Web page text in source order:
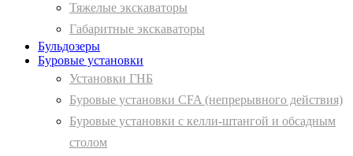
Тяжелые экскаваторы
Габаритные экскаваторы
Бульдозеры
Буровые установки
Установки ГНБ
Буровые установки CFA (непрерывного действия)
Буровые установки с келли-штангой и обсадным
столом